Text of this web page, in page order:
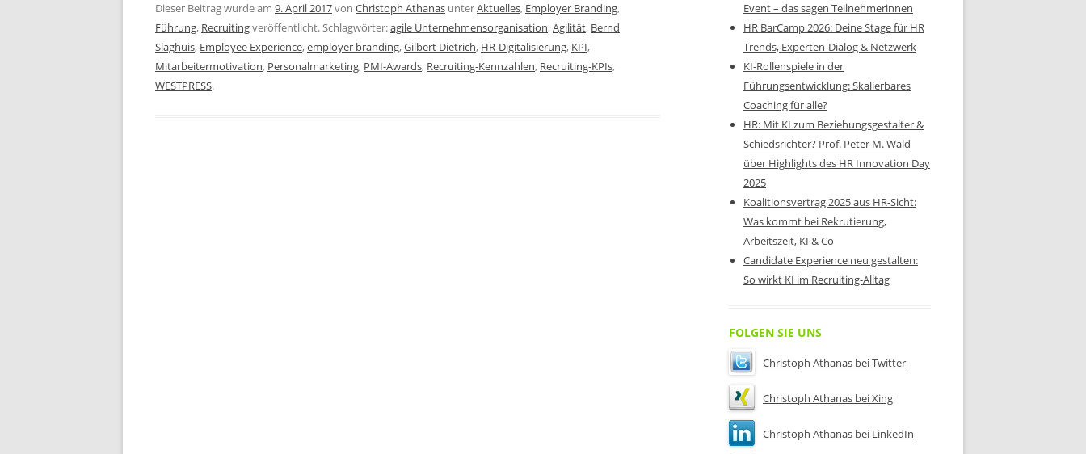
Dieser Beitrag wurde am 9. April 2017von Christoph Athanas unterAktuelles, Employer Branding,
Führung, Recruitingveröffentlicht. Schlagwörter:agile Unternehmensorganisation,Agilität, Bernd
Slaghuis, Employee Experience,employer branding,Gilbert Dietrich, HR-Digitalisierung, KPI,
Mitarbeitermotivation, Personalmarketing, PMI-Awards, Recruiting-Kennzahlen, Recruiting-KPIs,
WESTPRESS.
Event – das sagen Teilnehmerinnen
HR BarCamp 2026: Deine Stage für HR
Trends, Experten-Dialog & Netzwerk
KI-Rollenspiele in der
Führungsentwicklung: Skalierbares
Coaching für alle?
HR: Mit KI zum Beziehungsgestalter &
Schiedsrichter? Prof. Peter M. Wald
über Highlights des HR Innovation Day
2025
Koalitionsvertrag 2025 aus HR-Sicht:
Was kommt bei Rekrutierung,
Arbeitszeit, KI & Co
Candidate Experience neu gestalten:
So wirkt KI im Recruiting-Alltag
FOLGEN SIE UNS
Christoph Athanas bei Twitter
Christoph Athanas bei Xing
Christoph Athanas bei LinkedIn